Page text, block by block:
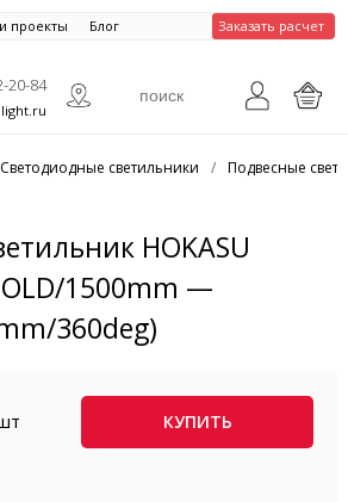
проекты Блог Заказать расчет
20-84
Светодиодные светильники / Подвесные
HOKASU
1500mm —
360deg)
КУПИТЬ